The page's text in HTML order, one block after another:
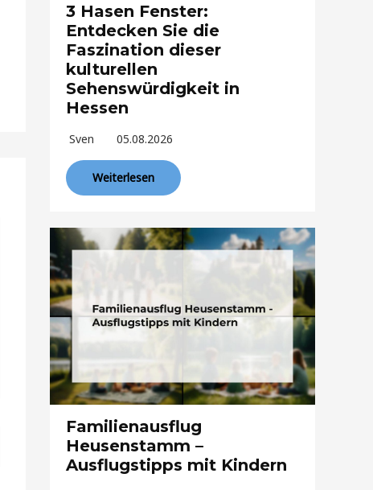
3 Hasen Fenster:
Entdecken Sie die
Faszination dieser
kulturellen
Sehenswürdigkeit in
Hessen
Sven 05.08.2026
Weiterlesen
Familienausflug
Heusenstamm –
Ausflugstipps mit Kindern